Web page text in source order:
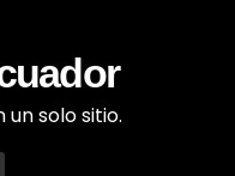
un solo sitio.